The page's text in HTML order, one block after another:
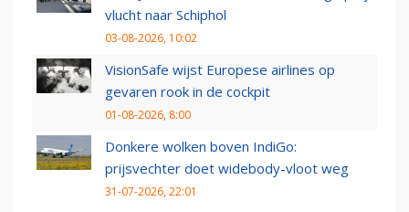
vlucht naar Schiphol
03-08-2026, 10:02
VisionSafe wijst Europese airlines op
gevaren rook in de cockpit
01-08-2026, 8:00
Donkere wolken boven IndiGo:
prijsvechter doet widebody-vloot weg
31-07-2026, 22:01